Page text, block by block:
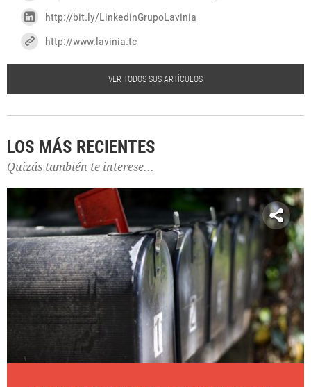
http://bit.ly/LinkedinGrupoLavinia
http://www.lavinia.tc
VER TODOS SUS ARTÍCULOS
LOS MÁS RECIENTES
Quizás también te interese...